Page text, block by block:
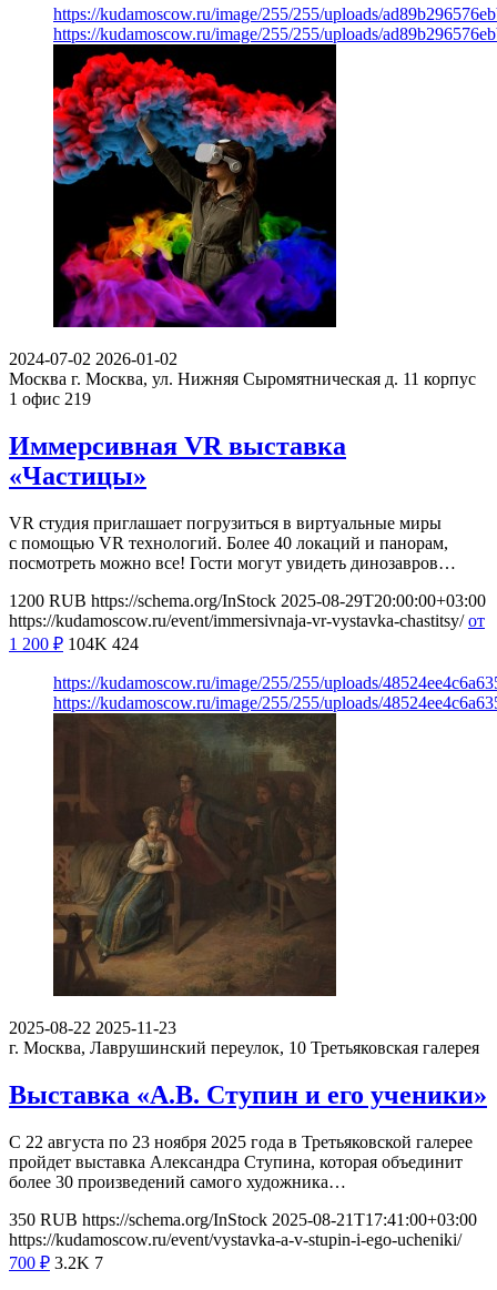
https://kudamoscow.ru/image/255/255/uploads/
https://kudamoscow.ru/image/255/255/uploads/
2024-07-02 2026-01-02
Москва г. Москва, ул. Нижняя Сыромятническая д. 11 корпус
1 офис 219
Иммерсивная VR выставка
«Частицы»
VR студия приглашает погрузиться в виртуальные миры
с помощью VR технологий. Более 40 локаций и панорам,
посмотреть можно все! Гости могут увидеть динозавров…
1200 RUB https://schema.org/InStock 2025-08-29T20:00:00+03:00
https://kudamoscow.ru/event/immersivnaja-vr-vystavka-chastitsy/ от
1 200 ₽ 104K 424
https://kudamoscow.ru/image/255/255/uploads/
https://kudamoscow.ru/image/255/255/uploads/
2025-08-22 2025-11-23
г. Москва, Лаврушинский переулок, 10 Третьяковская галерея
Выставка «А.В. Ступин и его ученики»
С 22 августа по 23 ноября 2025 года в Третьяковской галерее
пройдет выставка Александра Ступина, которая объединит
более 30 произведений самого художника…
350 RUB https://schema.org/InStock 2025-08-21T17:41:00+03:00
https://kudamoscow.ru/event/vystavka-a-v-stupin-i-ego-ucheniki/
700 ₽ 3.2K 7